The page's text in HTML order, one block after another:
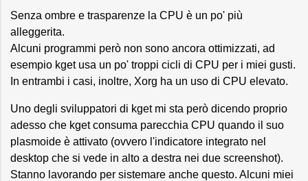
Senza ombre e trasparenze la CPU è un po' più
alleggerita.
Alcuni programmi però non sono ancora ottimizzati, ad
esempio kget usa un po' troppi cicli di CPU per i miei gusti.
In entrambi i casi, inoltre, Xorg ha un uso di CPU elevato.
Uno degli sviluppatori di kget mi sta però dicendo proprio
adesso che kget consuma parecchia CPU quando il suo
plasmoide è attivato (ovvero l'indicatore integrato nel
desktop che si vede in alto a destra nei due screenshot).
Stanno lavorando per sistemare anche questo. Alcuni miei